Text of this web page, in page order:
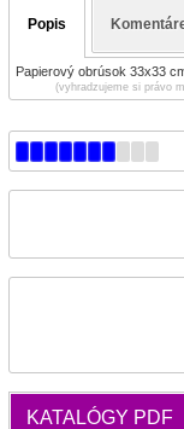
KATALÓGY PDF
Popis
Papierový obrúsok 33x33
(vyhradzujeme si právo